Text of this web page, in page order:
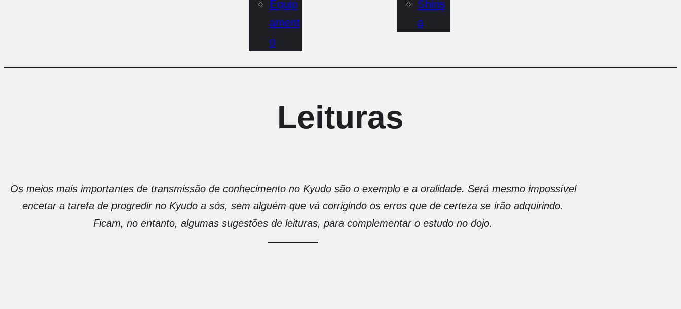
Equip
ament
o
Shins
a
Leituras
Os meios mais importantes de transmissão de conhecimento no Kyudo são o exemplo e a oralidade. Será mesmo impossível
encetar a tarefa de progredir no Kyudo a sós, sem alguém que vá corrigindo os erros que de certeza se irão adquirindo.
Ficam, no entanto, algumas sugestões de leituras, para complementar o estudo no dojo.